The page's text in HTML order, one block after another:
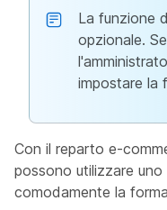
La funzione
opzionale.
impostare la
Con il reparto e-
possono utilizzare
comodamente la